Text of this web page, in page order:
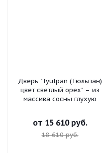
Дверь "Tyulpan (Тюльпан)
цвет светлый орех" – из
массива сосны глухую
от 15 610 руб.
18 610 руб.